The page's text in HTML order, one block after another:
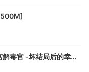
毒官 -坏结局后的幸福